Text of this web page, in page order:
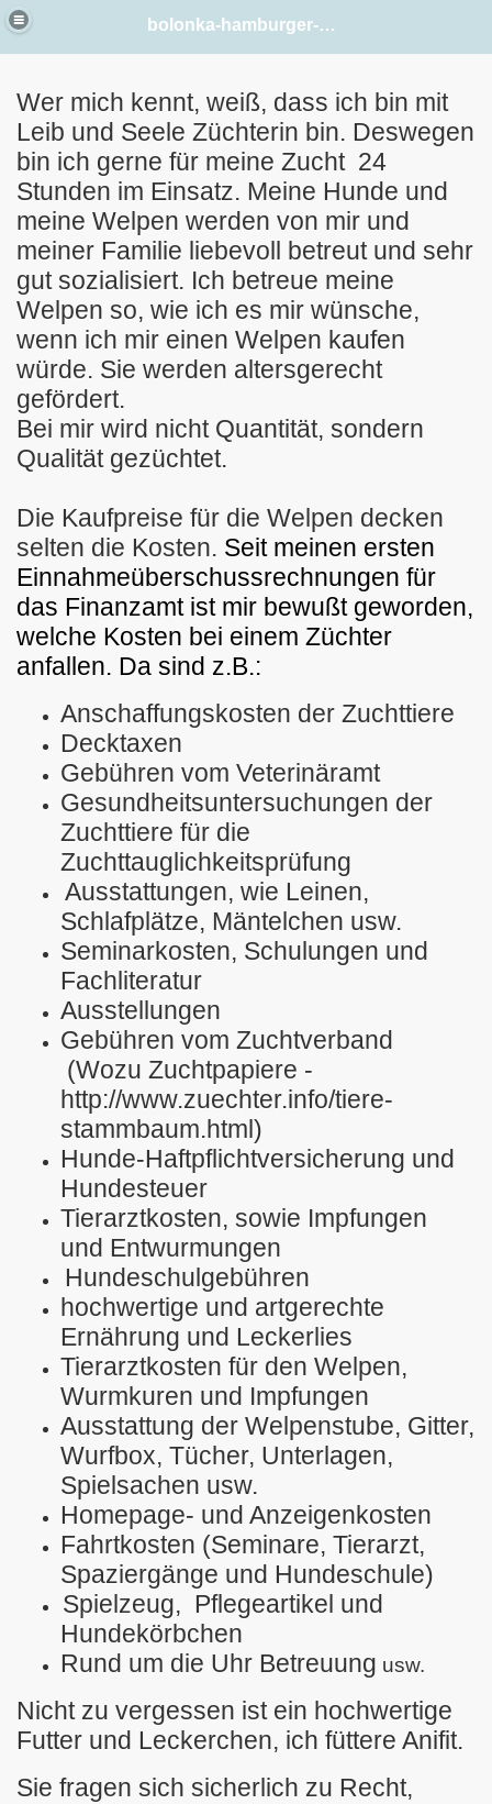
bolonka-hamburger-elbstrand
Wer mich kennt, weiß, dass ich bin mit
Leib und Seele Züchterin bin. Deswegen
bin ich gerne für meine Zucht 24
Stunden im Einsatz. Meine Hunde und
meine Welpen werden von mir und
meiner Familie liebevoll betreut und sehr
gut sozialisiert. Ich betreue meine
Welpen so, wie ich es mir wünsche,
wenn ich mir einen Welpen kaufen
würde. Sie werden altersgerecht
gefördert.
Bei mir wird nicht Quantität, sondern
Qualität gezüchtet.
Die Kaufpreise für die Welpen decken
selten die Kosten. Seit meinen ersten
Einnahmeüberschussrechnungen für
das Finanzamt ist mir bewußt geworden,
welche Kosten bei einem Züchter
anfallen. Da sind z.B.:
Anschaffungskosten der Zuchttiere
Decktaxen
Gebühren vom Veterinäramt
Gesundheitsuntersuchungen der
Zuchttiere für die
Zuchttauglichkeitsprüfung
Ausstattungen, wie Leinen,
Schlafplätze, Mäntelchen usw.
Seminarkosten, Schulungen und
Fachliteratur
Ausstellungen
Gebühren vom Zuchtverband
(Wozu Zuchtpapiere -
http://www.zuechter.info/tiere-
stammbaum.html)
Hunde-Haftpflichtversicherung und
Hundesteuer
Tierarztkosten, sowie Impfungen
und Entwurmungen
Hundeschulgebühren
hochwertige und artgerechte
Ernährung und Leckerlies
Tierarztkosten für den Welpen,
Wurmkuren und Impfungen
Ausstattung der Welpenstube, Gitter,
Wurfbox, Tücher, Unterlagen,
Spielsachen usw.
Homepage- und Anzeigenkosten
Fahrtkosten (Seminare, Tierarzt,
Spaziergänge und Hundeschule)
Spielzeug, Pflegeartikel und
Hundekörbchen
Rund um die Uhr Betreuung usw.
Nicht zu vergessen ist ein hochwertige
Futter und Leckerchen, ich füttere Anifit.
Sie fragen sich sicherlich zu Recht,